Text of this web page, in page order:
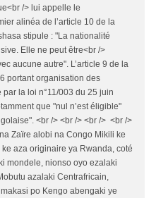
/> lui appelle le
alinéa de l’article 10 de la
stipule : "La nationalité
Elle ne peut être<br />
aucune autre". L’article 9 de la
portant organisation des
la loi n°11/003 du 25 juin
que "nul n’est éligible"
<br /> <br /> <br /> <br />
Zaïre alobi na Congo Mikili ke
aza originaire ya Rwanda, coté
mondele, nionso oyo ezalaki
azalaki Centrafricain,
po Kengo abengaki ye